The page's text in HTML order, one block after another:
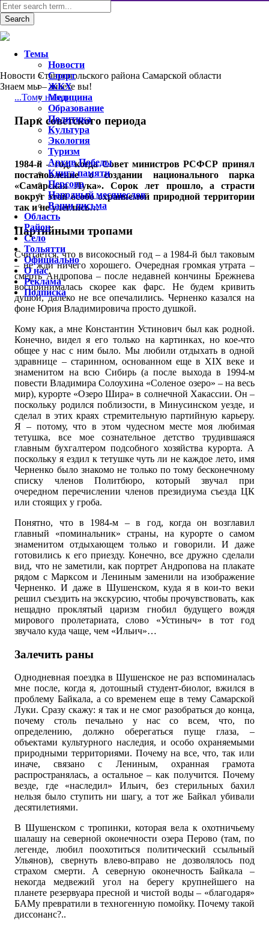
Новости Ставропольского района Самарской области
Знаем мы – знаете вы!
...Тому назад
Парк советского периода
1984-й – год, когда Совет министров РСФСР принял
постановление о создании национального парка
«Самарская Лука». Сорок лет прошло, а страсти
вокруг этой особо охраняемой природной территории
так и не улеглись…
Партийными тропами
Считается, что в високосный год – а 1984-й был таковым
– не жди ничего хорошего. Очередная громкая утрата –
смерть Андропова – после недавней кончины Брежнева
воспринималась скорее как фарс. Не будем кривить
душой, далеко не все опечалились. Черненко казался на
фоне Юрия Владимировича просто душкой.
Кому как, а мне Константин Устинович был как родной.
Конечно, видел я его только на картинках, но кое-что
общее у нас с ним было. Мы любили отдыхать в одной
здравнице – старинном, основанном еще в XIX веке и
знаменитом на всю Сибирь (а после выхода в 1994-м
повести Владимира Солоухина «Соленое озеро» – на весь
мир), курорте «Озеро Шира» в солнечной Хакассии. Он –
поскольку родился поблизости, в Минусинском уезде, и
сделал в этих краях стремительную партийную карьеру.
Я – потому, что в этом чудесном месте моя любимая
тетушка, все мое сознательное детство трудившаяся
главным бухгалтером подсобного хозяйства курорта. А
поскольку я ездил к тетушке чуть ли не каждое лето, имя
Черненко было знакомо не только по тому бесконечному
списку членов Политбюро, который звучал при
очередном перечислении членов президиума съезда ЦК
или стоящих у гроба.
Понятно, что в 1984-м – в год, когда он возглавил
главный «поминальник» страны, на курорте о самом
знаменитом отдыхающем только и говорили. И даже
готовились к его приезду. Конечно, все дружно сделали
вид, что не заметили, как портрет Андропова на плакате
рядом с Марксом и Лениным заменили на изображение
Черненко. И даже в Шушенском, куда я в кои-то веки
решил съездить на экскурсию, чтобы прочувствовать, как
нещадно проклятый царизм гнобил будущего вождя
мирового пролетариата, слово «Устиныч» в тот год
звучало куда чаще, чем «Ильич»…
Залечить раны
Однодневная поездка в Шушенское не раз вспоминалась
мне после, когда я, дотошный студент-биолог, вжился в
проблему Байкала, а со временем еще в тему Самарской
Луки. Сразу скажу: я так и не смог разобраться до конца,
почему столь печально у нас со всем, что, по
определению, должно оберегаться пуще глаза, –
объектами культурного наследия, и особо охраняемыми
природными территориями. Почему на все, что, так или
иначе, связано с Лениным, охранная грамота
распространялась, а остальное – как получится. Почему
везде, где «наследил» Ильич, без стерильных бахил
нельзя было ступить ни шагу, а тот же Байкал убивали
десятилетиями.
В Шушенском с тропинки, которая вела к охотничьему
шалашу на северной оконечности озера Перово (там, по
легенде, любил поохотиться политический ссыльный
Ульянов), свернуть влево-вправо не дозволялось под
страхом смерти. А северную оконечность Байкала –
некогда медвежий угол на берегу крупнейшего на
планете резервуара пресной и чистой воды – «благодаря»
БАМу превратили в техногенную помойку. Почему такой
диссонанс?..
Темы
Новости
Спорт
ЖКХ
Медицина
Образование
Политика
Культура
Экология
Туризм
Архив Победы
Книга памяти
Персона
Народный месяцеслов
Ваши письма
Область
Район
Село
Тольятти
Официально
О нас
Реклама
Подписка